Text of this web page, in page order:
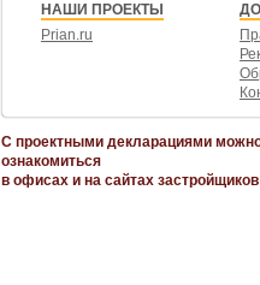
НАШИ ПРОЕКТЫ
Prian.ru
С проектными декларациями
ознакомиться
в офисах и на сайтах застройщиков